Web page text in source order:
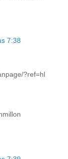
7:38
?ref=hl